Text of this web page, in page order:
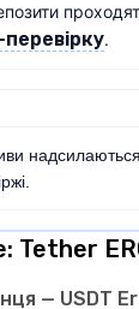
.
Tether
— USDT